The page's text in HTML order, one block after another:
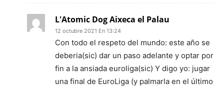
L'Atomic Dog Aixeca el Palau
12 octubre 2021 En 13:24
Con todo el respeto del mundo: este año se
deberia(sic) dar un paso adelante y optar por
fin a la ansiada euroliga(sic) Y digo yo: jugar
una final de EuroLiga (y palmarla en el último